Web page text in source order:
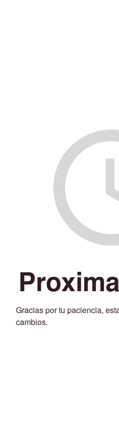
Gracias por tu paciencia,
cambios.